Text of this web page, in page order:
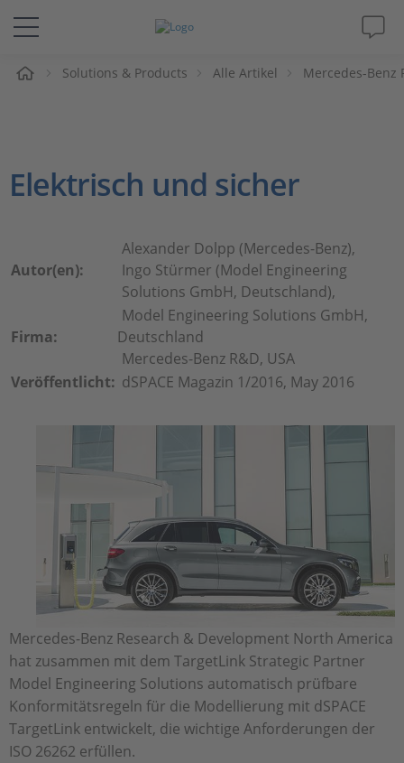
Lösungen & Produkte
Videos
Unternehmen
Karriere
Solutions & Products Alle Artikel Mercedes-Benz
Elektrisch und sicher
Autor(en):
Alexander Dolpp (Mercedes-Benz),
Ingo Stürmer (Model Engineering
Solutions GmbH, Deutschland),
Firma:
Model Engineering Solutions GmbH,
Deutschland
Mercedes-Benz R&D, USA
Veröffentlicht: dSPACE Magazin 1/2016, May 2016
Mercedes-Benz Research & Development North America
hat zusammen mit dem TargetLink Strategic Partner
Model Engineering Solutions automatisch prüfbare
Konformitätsregeln für die Modellierung mit dSPACE
TargetLink entwickelt, die wichtige Anforderungen der
ISO 26262 erfüllen.